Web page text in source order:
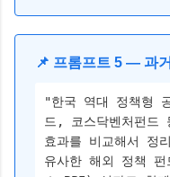
📌 프롬프트 5 — 과
"한국 역대 정책형
드, 코스닥벤처펀드
효과를 비교해서 정
유사한 해외 정책